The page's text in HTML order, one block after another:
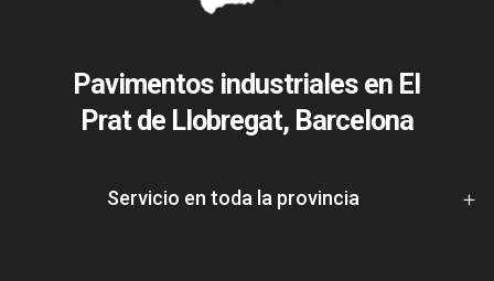
Pavimentos industriales en El
Prat de Llobregat, Barcelona
Servicio en toda la provincia